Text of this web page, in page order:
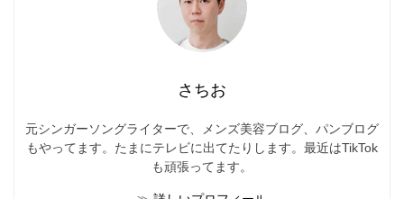
さちお
元シンガーソングライターで、メンズ美容ブログ、パンブログ
もやってます。たまにテレビに出てたりします。最近はTikTok
も頑張ってます。